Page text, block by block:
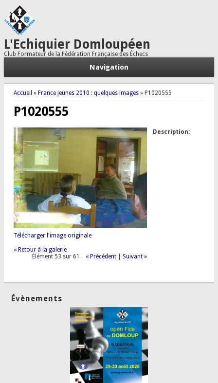
L'Echiquier Domloupéen
Club Formateur de la Fédération Française des Échecs
Navigation
Vous êtes ici
Accueil » France jeunes 2010 : quelques images» P1020555
P1020555
Télécharger l'image originale
« Retour à la galerie
Élément 53 sur 61
« Précédent |Suivant »
Description:
Évènements